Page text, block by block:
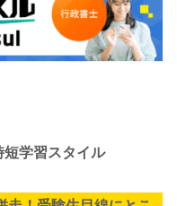
短学習スタイル